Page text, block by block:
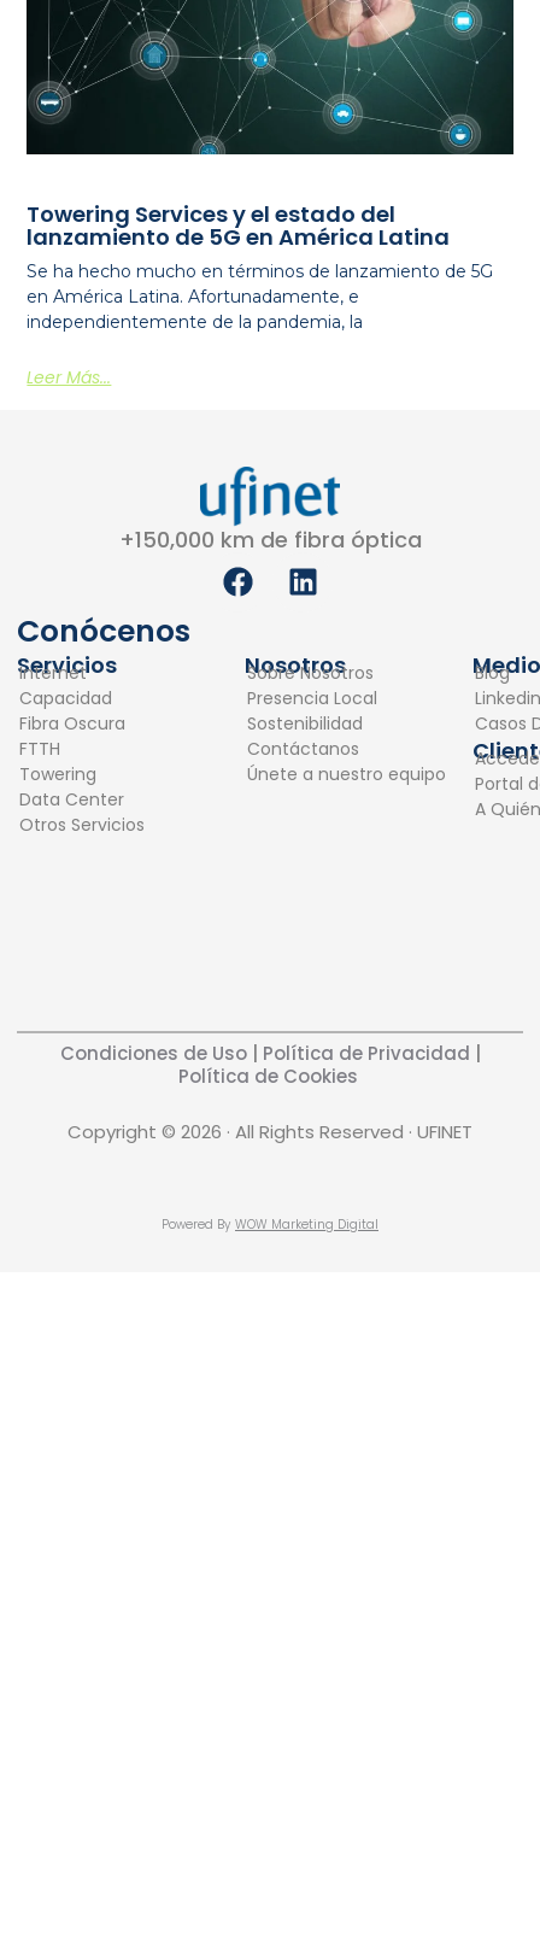
Towering Services y el estado del
lanzamiento de 5G en América Latina
Se ha hecho mucho en términos de lanzamiento de 5G
en América Latina. Afortunadamente, e
independientemente de la pandemia, la
Leer Más...
+150,000 km de fibra óptica
F
a
e
b
o
o
k
L
i
k
e
d
i
n
Conócenos
Servicios
Internet
Capacidad
Fibra Oscura
FTTH
Towering
Data Center
Otros Servicios
Nosotros
Sobre Nosotros
Presencia Local
Sostenibilidad
Contáctanos
Únete a nuestro equipo
Blog
Linkedin
Casos
Portal
A
Condiciones de Uso| Política de Privacidad |
Política de Cookies
Copyright © 2026 · All Rights Reserved · UFINET
Powered By WOW Marketing Digital